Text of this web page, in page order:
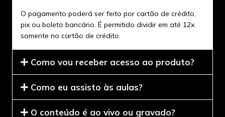
O pagamento poderá ser feito por cartão de crédito,
pix ou boleto bancário. É permitido dividir em até 12x
somente no cartão de crédito.
Como vou receber acesso ao produto?
Como eu assisto às aulas?
O conteúdo é ao vivo ou gravado?